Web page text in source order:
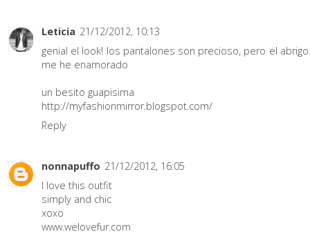
Leticia 21/12/2012, 10:13
genial el look! los pantalones son precioso, pero el
me he enamorado
un besito guapisima
http://myfashionmirror.blogspot.com/
Reply
nonnapuffo 21/12/2012, 16:05
I love this outfit
simply and chic
xoxo
www.welovefur.com